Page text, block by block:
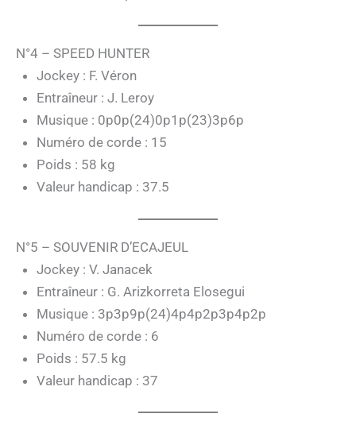
N°4 – SPEED HUNTER
Jockey : F. Véron
Entraîneur : J. Leroy
Musique : 0p0p(24)0p1p(23)3p6p
Numéro de corde : 15
Poids : 58 kg
Valeur handicap : 37.5
N°5 – SOUVENIR D’ECAJEUL
Jockey : V. Janacek
Entraîneur : G. Arizkorreta Elosegui
Musique : 3p3p9p(24)4p4p2p3p4p2p
Numéro de corde : 6
Poids : 57.5 kg
Valeur handicap : 37